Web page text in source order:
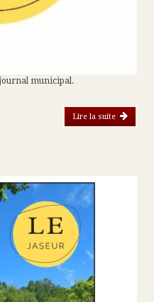
journal municipal.
Lire la suitede